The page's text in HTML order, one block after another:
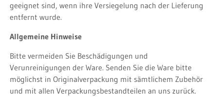
geeignet sind, wenn ihre Versiegelung nach der Lieferung
entfernt wurde.
Allgemeine Hinweise
Bitte vermeiden Sie Beschädigungen und
Verunreinigungen der Ware. Senden Sie die Ware bitte
möglichst in Originalverpackung mit sämtlichem Zubehör
und mit allen Verpackungsbestandteilen an uns zurück.